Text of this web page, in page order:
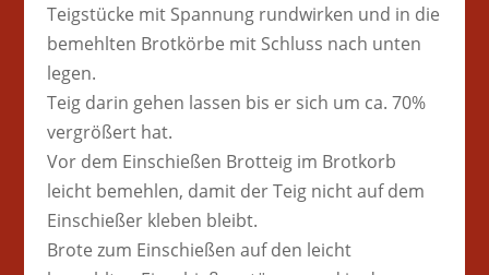
Teigstücke mit Spannung rundwirken und in die
bemehlten Brotkörbe mit Schluss nach unten
legen.
Teig darin gehen lassen bis er sich um ca. 70%
vergrößert hat.
Vor dem Einschießen Brotteig im Brotkorb
leicht bemehlen, damit der Teig nicht auf dem
Einschießer kleben bleibt.
Brote zum Einschießen auf den leicht